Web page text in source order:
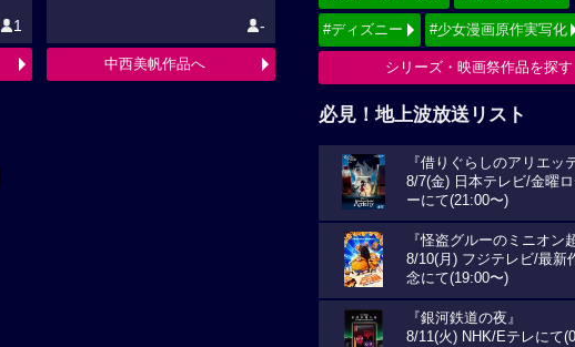
1 -
中西美帆作品へ
#ディズニー #少女漫画原作実写化
シリーズ・映画祭作品を探す
必見！地上波放送リスト
『借りぐらしのアリエッ
8/7(金) 日本テレビ/金曜ロ
ーにて(21:00〜)
『怪盗グルーのミニオン
8/10(月) フジテレビ/最新
念にて(19:00〜)
『銀河鉄道の夜』
8/11(火) NHK/Eテレにて